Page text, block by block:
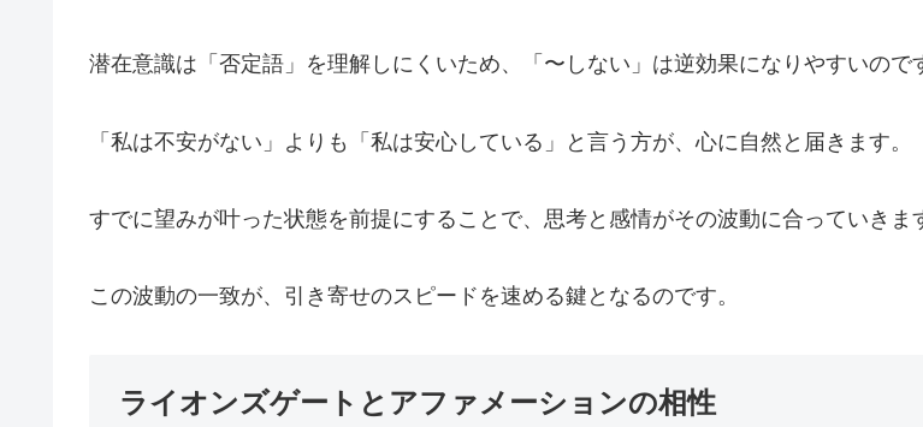
潜在意識は「否定語」を理解しにくいため、「〜しない」は逆効果になりやすいので
「私は不安がない」よりも「私は安心している」と言う方が、心に自然と届きます。
すでに望みが叶った状態を前提にすることで、思考と感情がその波動に合っていきま
この波動の一致が、引き寄せのスピードを速める鍵となるのです。
ライオンズゲートとアファメーションの相性